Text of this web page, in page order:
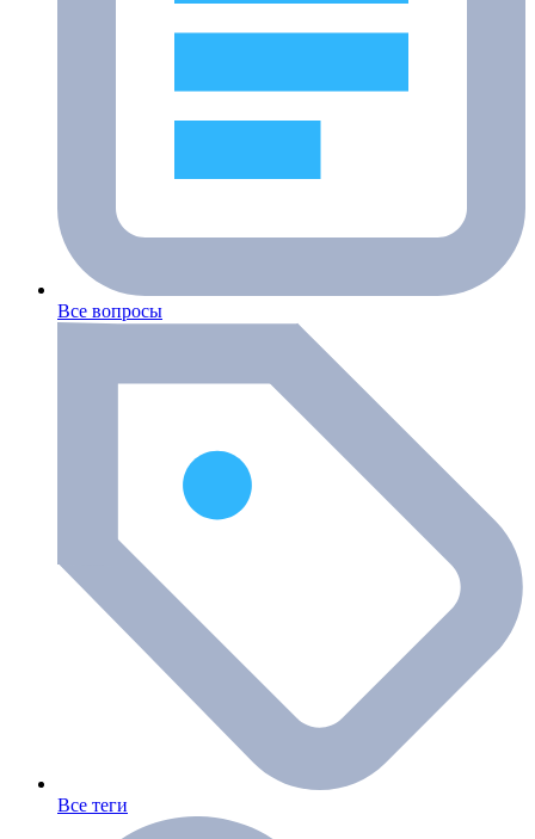
Все вопросы
Все теги